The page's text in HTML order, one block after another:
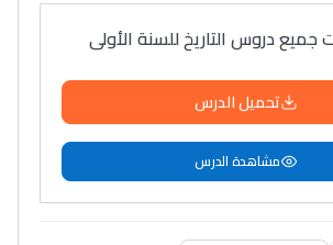
دروس التاريخ للسنة الأولى
تحميل الدرس
مشاهدة الدرس